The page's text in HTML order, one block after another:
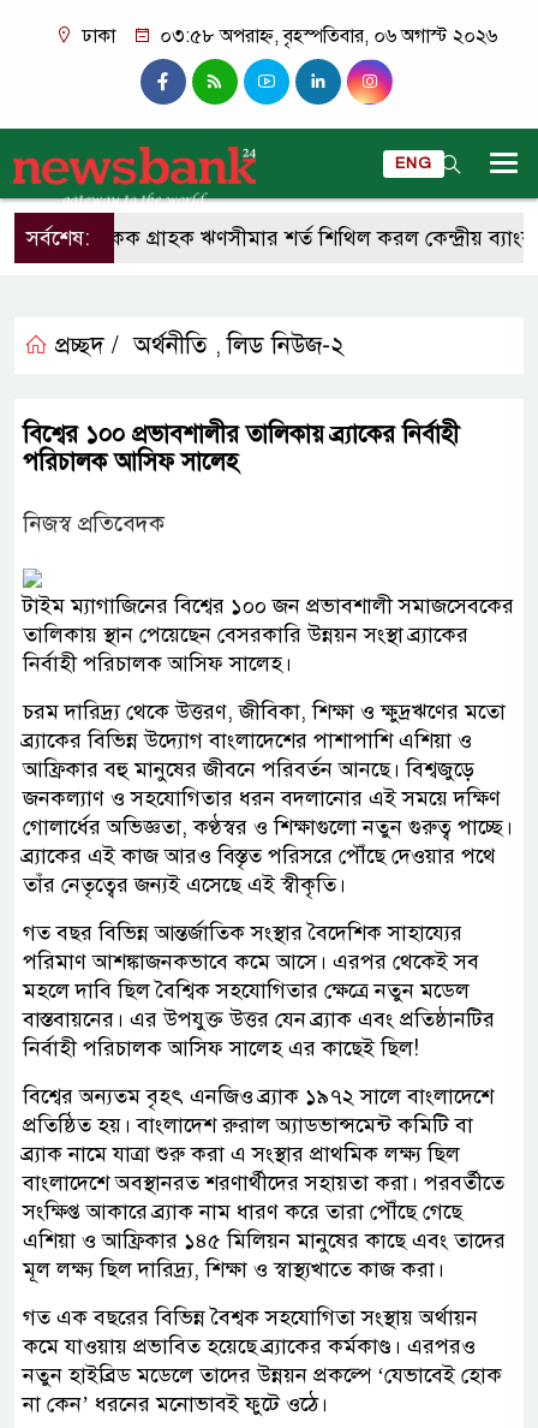
ঢাকা ০৩:৫৮ অপরাহ্ন, বৃহস্পতিবার, ০৬ অগাস্ট ২০২৬
ENG
সর্বশেষ:একক গ্রাহক ঋণসীমার শর্ত শিথিল করল কেন্দ্রীয় ব্যাংক
প্রচ্ছদ / অর্থনীতি ,লিড নিউজ-২
বিশ্বের ১০০ প্রভাবশালীর তালিকায় ব্র্যাকের নির্বাহী
পরিচালক আসিফ সালেহ
নিজস্ব প্রতিবেদক
টাইম ম্যাগাজিনের বিশ্বের ১০০ জন প্রভাবশালী সমাজসেবকের
তালিকায় স্থান পেয়েছেন বেসরকারি উন্নয়ন সংস্থা ব্র্যাকের
নির্বাহী পরিচালক আসিফ সালেহ।
চরম দারিদ্র্য থেকে উত্তরণ, জীবিকা, শিক্ষা ও ক্ষুদ্রঋণের মতো
ব্র্যাকের বিভিন্ন উদ্যোগ বাংলাদেশের পাশাপাশি এশিয়া ও
আফ্রিকার বহু মানুষের জীবনে পরিবর্তন আনছে। বিশ্বজুড়ে
জনকল্যাণ ও সহযোগিতার ধরন বদলানোর এই সময়ে দক্ষিণ
গোলার্ধের অভিজ্ঞতা, কণ্ঠস্বর ও শিক্ষাগুলো নতুন গুরুত্ব পাচ্ছে।
ব্র্যাকের এই কাজ আরও বিস্তৃত পরিসরে পৌঁছে দেওয়ার পথে
তাঁর নেতৃত্বের জন্যই এসেছে এই স্বীকৃতি।
গত বছর বিভিন্ন আন্তর্জাতিক সংস্থার বৈদেশিক সাহায্যের
পরিমাণ আশঙ্কাজনকভাবে কমে আসে। এরপর থেকেই সব
মহলে দাবি ছিল বৈশ্বিক সহযোগিতার ক্ষেত্রে নতুন মডেল
বাস্তবায়নের। এর উপযুক্ত উত্তর যেন ব্র্যাক এবং প্রতিষ্ঠানটির
নির্বাহী পরিচালক আসিফ সালেহ এর কাছেই ছিল!
বিশ্বের অন্যতম বৃহৎ এনজিও ব্র্যাক ১৯৭২ সালে বাংলাদেশে
প্রতিষ্ঠিত হয়। বাংলাদেশ রুরাল অ্যাডভান্সমেন্ট কমিটি বা
ব্র্যাক নামে যাত্রা শুরু করা এ সংস্থার প্রাথমিক লক্ষ্য ছিল
বাংলাদেশে অবস্থানরত শরণার্থীদের সহায়তা করা। পরবর্তীতে
সংক্ষিপ্ত আকারে ব্র্যাক নাম ধারণ করে তারা পৌঁছে গেছে
এশিয়া ও আফ্রিকার ১৪৫ মিলিয়ন মানুষের কাছে এবং তাদের
মূল লক্ষ্য ছিল দারিদ্র্য, শিক্ষা ও স্বাস্থ্যখাতে কাজ করা।
গত এক বছরের বিভিন্ন বৈশ্বক সহযোগিতা সংস্থায় অর্থায়ন
কমে যাওয়ায় প্রভাবিত হয়েছে ব্র্যাকের কর্মকাণ্ড। এরপরও
নতুন হাইব্রিড মডেলে তাদের উন্নয়ন প্রকল্পে ‘যেভাবেই হোক
না কেন’ ধরনের মনোভাবই ফুটে ওঠে।